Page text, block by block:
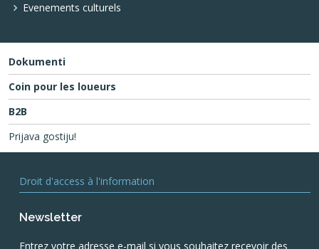
Evenements culturels
Dokumenti
Coin pour les loueurs
B2B
Prijava gostiju!
Droit d'access à l'information
Newsletter
Entrez votre adresse e-mail si vous souhaitez recevoir des